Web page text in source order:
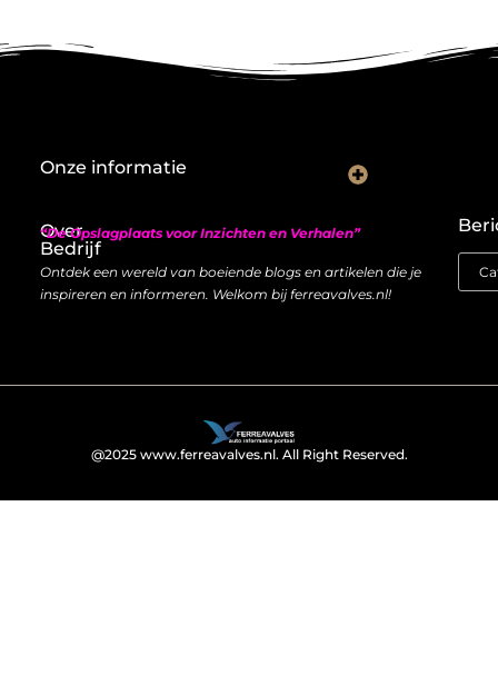
Over
Bedrijf
“De Opslagplaats voor Inzichten en Verhalen”
Ontdek een wereld van boeiende blogs en artikelen die je
inspireren en informeren. Welkom bij ferreavalves.nl!
Onze informatie
@2025 www.ferreavalves.nl. All Right Reserved.